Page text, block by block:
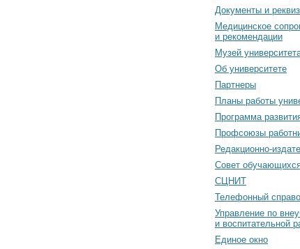
Документы и
Медицинское
и рекомендации
Музей
Об университете
Партнеры
Планы работы
Программа
Профсоюзы
Редакционно-
Cовет
СЦНИТ
Телефонный
Управление по
и воспитательной
Единое окно